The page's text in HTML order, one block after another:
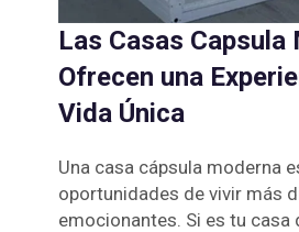
Las Casas Capsula
Ofrecen una
Vida Única
Una casa cápsula moderna
oportunidades de vivir más
emocionantes. Si es tu casa